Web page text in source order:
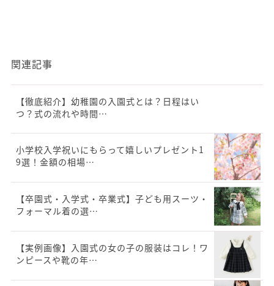
関連記事
【徹底紹介】幼稚園の入園式とは？日程はい
つ？式の流れや時間…
小学校入学祝いにもらって嬉しいプレゼント1
9選！金額の相場…
【卒園式・入学式・卒業式】子ども用スーツ・
フォーマル着の選…
【実例画像】入園式の女の子の服装はコレ！ワ
ンピースや靴の年…